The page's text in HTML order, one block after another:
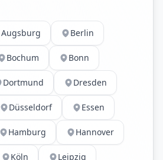
Augsburg Berlin
Bochum Bonn
Dortmund Dresden
Düsseldorf Essen
Hamburg Hannover
Köln Leipzig